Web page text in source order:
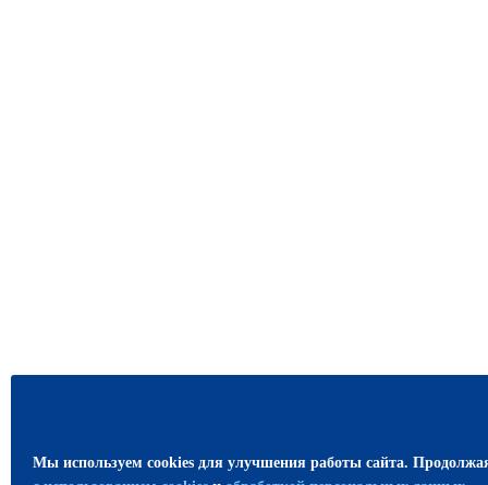
Мы используем cookies для улучшения работы сайта.